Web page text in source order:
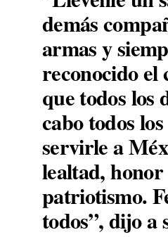
demás
armas y
reconocido el
que todos los
cabo todos
servirle a
lealtad,
patriotismo.
todos”,dijo a